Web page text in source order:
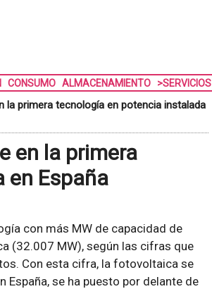
CONSUMO ALMACENAMIENTO >SERVICIOS
primera tecnología en potencia instalada
en la primera
España
con más MW de capacidad de
(32.007 MW), según las cifras que
Con esta cifra, la fotovoltaica se
se ha puesto por delante de